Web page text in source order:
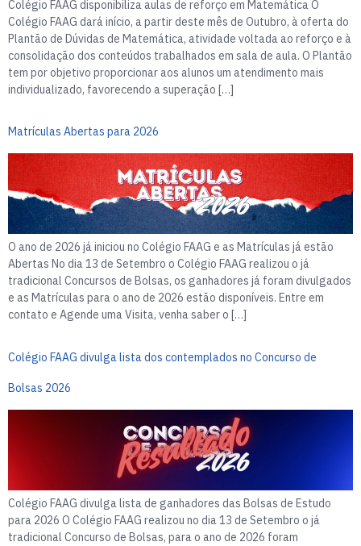
Colégio FAAG disponibiliza aulas de reforço em Matemática O
Colégio FAAG dará início, a partir deste mês de Outubro, à oferta do
Plantão de Dúvidas de Matemática, atividade voltada ao reforço e à
consolidação dos conteúdos trabalhados em sala de aula. O Plantão
tem por objetivo proporcionar aos alunos um atendimento mais
individualizado, favorecendo a superação […]
Matrículas Abertas para 2026
O ano de 2026 já iniciou no Colégio FAAG e as Matrículas já estão
Abertas No dia 13 de Setembro o Colégio FAAG realizou o já
tradicional Concursos de Bolsas, os ganhadores já foram divulgados
e as Matrículas para o ano de 2026 estão disponíveis. Entre em
contato e Agende uma Visita, venha saber o […]
Colégio FAAG divulga lista dos contemplados no Concurso de
Bolsas 2026
Colégio FAAG divulga lista de ganhadores das Bolsas de Estudo
para 2026 O Colégio FAAG realizou no dia 13 de Setembro o já
tradicional Concurso de Bolsas, para o ano de 2026 foram